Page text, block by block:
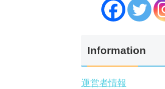
Information
運営者情報